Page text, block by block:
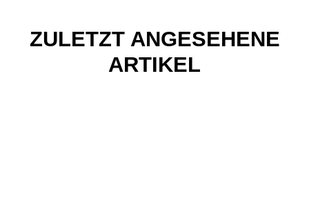
ZULETZT ANGESEHENE
ARTIKEL